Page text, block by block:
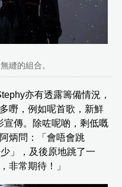
縫的組合。
亦有透露籌備情況，
嘢，例如呢首歌，新鮮
宣傳。除咗呢啲，剩低嘅
炳問：「會唔會跳
」，及後原地跳了一
非常期待！」